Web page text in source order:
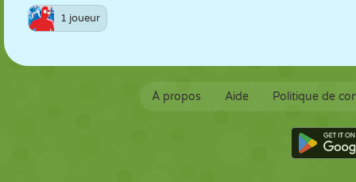
1 joueur
À propos Aide Politique de